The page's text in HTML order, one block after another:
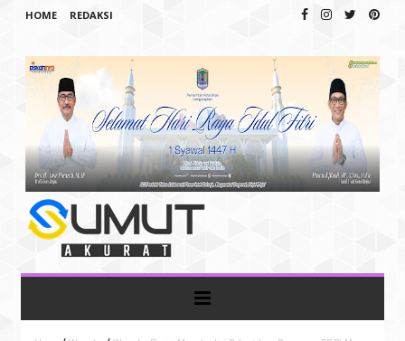
HOME REDAKSI